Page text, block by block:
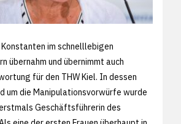
im schnelllebigen
übernahm und übernimmt auch
für den THW Kiel. In dessen
um die Manipulationsvorwürfe wurde
Geschäftsführerin des